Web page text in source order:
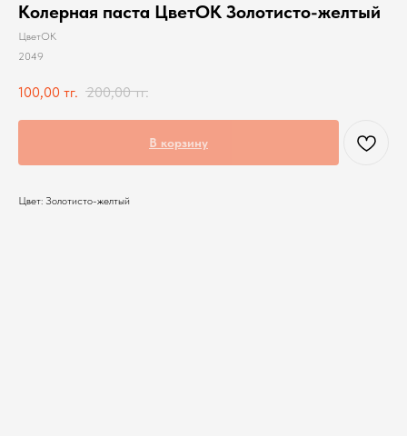
Колерная паста ЦветОК Золотисто-желтый
ЦветОК
2049
100,00 тг. 200,00 тг.
В корзину
Цвет: Золотисто-желтый